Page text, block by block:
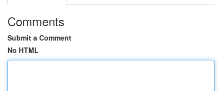
Comments
Submit a Comment
No HTML